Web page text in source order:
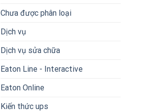
Chưa được phân loại
Dịch vụ
Dịch vụ sửa chữa
Eaton Line - Interactive
Eaton Online
Kiến thức ups